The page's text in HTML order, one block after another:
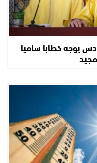
يوجه خطابا ساميا